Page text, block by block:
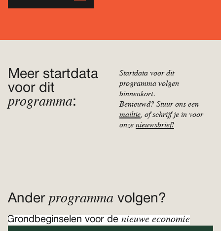
Meer startdata
voor dit
programma:
Startdata voor dit
programma volgen
binnenkort.
Benieuwd? Stuur ons een
mailtje, of schrijf je in voor
onze nieuwsbrief!
Ander programma volgen?
Grondbeginselen voor de nieuwe economie